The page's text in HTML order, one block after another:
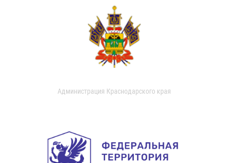
Администрация Краснодарского края